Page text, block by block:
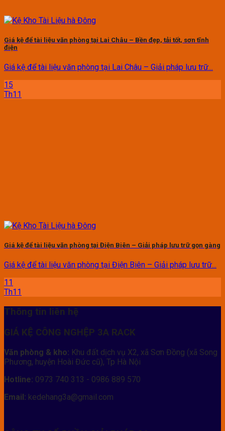
Giá kệ để tài liệu văn phòng tại Lai Châu – Bền đẹp, tải tốt, sơn tĩnh
điện
Giá kệ để tài liệu văn phòng tại Lai Châu – Giải pháp lưu trữ...
15
Th11
Giá kệ để tài liệu văn phòng tại Điện Biên – Giải pháp lưu trữ gọn gàng
Giá kệ để tài liệu văn phòng tại Điện Biên – Giải pháp lưu trữ...
11
Th11
Thông tin liên hệ
GIÁ KỆ CÔNG NGHỆP 3A RACK
Văn phòng & kho: Khu đất dịch vụ X2, xã Sơn Đồng (xã Song
Phương, huyện Hoài Đức cũ), Tp Hà Nội
Hotline: 0973 740 313 - 0986 889 570
Email: kedehang3a@gmail.com